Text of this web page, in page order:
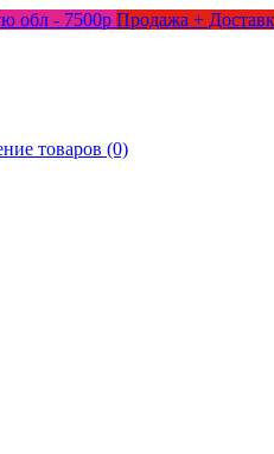
обл - 7500р Продажа +
товаров (0)